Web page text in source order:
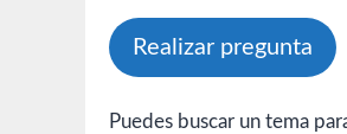
Realizar pregunta
Puedes buscar un tema